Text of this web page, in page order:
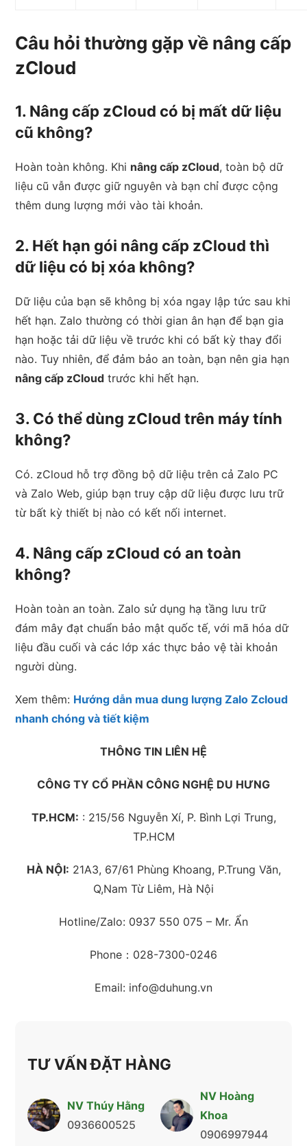
Câu hỏi thường gặp về nâng cấp
zCloud
1. Nâng cấp zCloud có bị mất dữ liệu
cũ không?
Hoàn toàn không. Khi nâng cấp zCloud, toàn bộ dữ
liệu cũ vẫn được giữ nguyên và bạn chỉ được cộng
thêm dung lượng mới vào tài khoản.
2. Hết hạn gói nâng cấp zCloud thì
dữ liệu có bị xóa không?
Dữ liệu của bạn sẽ không bị xóa ngay lập tức sau khi
hết hạn. Zalo thường có thời gian ân hạn để bạn gia
hạn hoặc tải dữ liệu về trước khi có bất kỳ thay đổi
nào. Tuy nhiên, để đảm bảo an toàn, bạn nên gia hạn
nâng cấp zCloud trước khi hết hạn.
3. Có thể dùng zCloud trên máy tính
không?
Có. zCloud hỗ trợ đồng bộ dữ liệu trên cả Zalo PC
và Zalo Web, giúp bạn truy cập dữ liệu được lưu trữ
từ bất kỳ thiết bị nào có kết nối internet.
4. Nâng cấp zCloud có an toàn
không?
Hoàn toàn an toàn. Zalo sử dụng hạ tầng lưu trữ
đám mây đạt chuẩn bảo mật quốc tế, với mã hóa dữ
liệu đầu cuối và các lớp xác thực bảo vệ tài khoản
người dùng.
Xem thêm: Hướng dẫn mua dung lượng Zalo Zcloud
nhanh chóng và tiết kiệm
THÔNG TIN LIÊN HỆ
CÔNG TY CỔ PHẦN CÔNG NGHỆ DU HƯNG
TP.HCM: : 215/56 Nguyễn Xí, P. Bình Lợi Trung,
TP.HCM
HÀ NỘI: 21A3, 67/61 Phùng Khoang, P.Trung Văn,
Q,Nam Từ Liêm, Hà Nội
Hotline/Zalo: 0937 550 075 – Mr. Ẩn
Phone：028-7300-0246
Email: info@duhung.vn
TƯ VẤN ĐẶT HÀNG
NV Thúy Hằng
0936600525
NV Hoàng
Khoa
0906997944